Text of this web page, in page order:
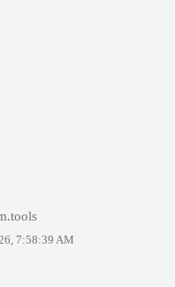
7:58:39 AM